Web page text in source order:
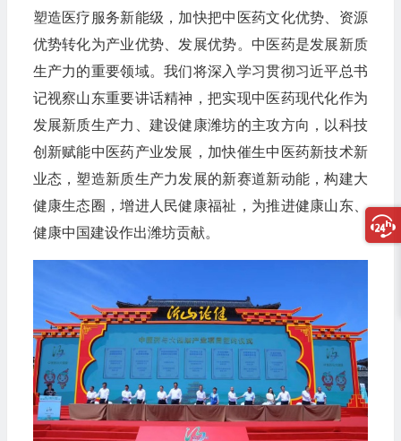
塑造医疗服务新能级，加快把中医药文化优势、资源
优势转化为产业优势、发展优势。中医药是发展新质
生产力的重要领域。我们将深入学习贯彻习近平总书
记视察山东重要讲话精神，把实现中医药现代化作为
发展新质生产力、建设健康潍坊的主攻方向，以科技
创新赋能中医药产业发展，加快催生中医药新技术新
业态，塑造新质生产力发展的新赛道新动能，构建大
健康生态圈，增进人民健康福祉，为推进健康山东、
健康中国建设作出潍坊贡献。